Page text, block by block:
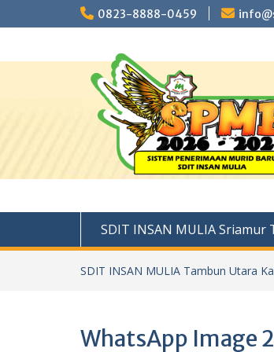
to
0823-8888-0459
SDIT INSAN MULIA Sriamur
SDIT INSAN MULIA Tambun Utara
WhatsApp